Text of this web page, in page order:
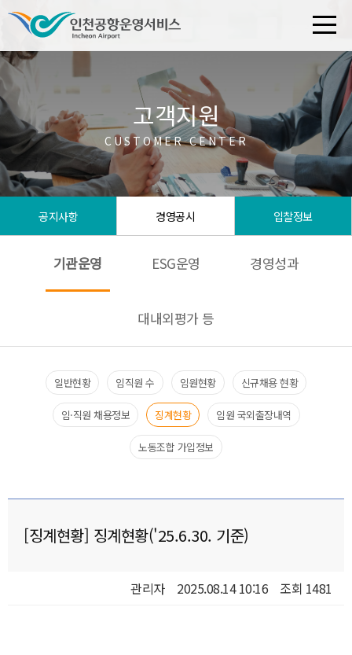
공지사항 경영공시 입찰정보
고객지원
CUSTOMER CENTER
기관운영 ESG운영 경영성과
대내외평가 등
일반현황​ 임직원 수​ 임원현황​ 신규채용 현황​
임·직원 채용정보 징계현황 임원 국외출장내역​
노동조합 가입정보
[징계현황] 징계현황('25.6.30. 기준)
관리자 2025.08.14 10:16 조회 1481